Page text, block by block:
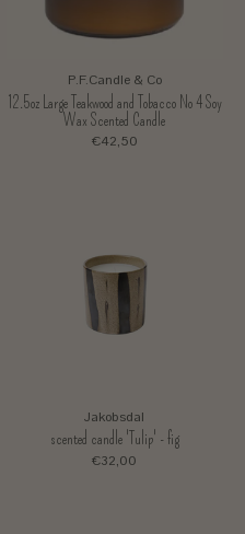
P.F.Candle & Co
12.5oz Large Teakwood and Tobacco No 4 Soy
Wax Scented Candle
€42,50
Jakobsdal
scented candle 'Tulip' - fig
€32,00